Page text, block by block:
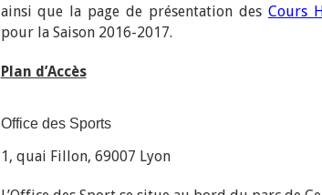
ainsi que la page de présentation des Cours
pour la Saison 2016-2017.
Plan d’Accès
Office des Sports
1, quai Fillon, 69007 Lyon